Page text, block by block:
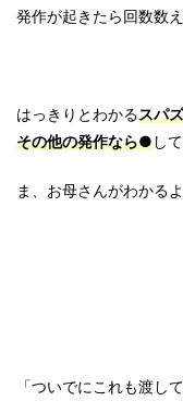
発作が起きたら回数数
はっきりとわかるスパ
その他の発作なら●し
ま、お母さんがわかる
「ついでにこれも渡し